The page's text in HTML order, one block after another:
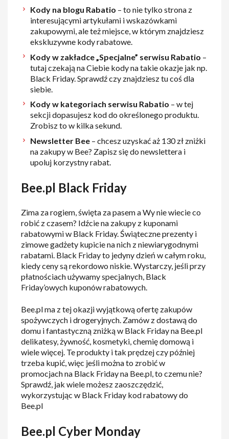
Kody na blogu Rabatio – to nie tylko strona z
interesującymi artykułami i wskazówkami
zakupowymi, ale też miejsce, w którym znajdziesz
ekskluzywne kody rabatowe.
Kody w zakładce „Specjalne” serwisu Rabatio –
tutaj czekają na Ciebie kody na takie okazje jak np.
Black Friday. Sprawdź czy znajdziesz tu coś dla
siebie.
Kody w kategoriach serwisu Rabatio – w tej
sekcji dopasujesz kod do określonego produktu.
Zrobisz to w kilka sekund.
Newsletter Bee – chcesz uzyskać aż 130 zł zniżki
na zakupy w Bee? Zapisz się do newslettera i
upoluj korzystny rabat.
Bee.pl Black Friday
Zima za rogiem, święta za pasem a Wy nie wiecie co
robić z czasem? Idźcie na zakupy z kuponami
rabatowymi w Black Friday. Świąteczne prezenty i
zimowe gadżety kupicie na nich z niewiarygodnymi
rabatami. Black Friday to jedyny dzień w całym roku,
kiedy ceny są rekordowo niskie. Wystarczy, jeśli przy
płatnościach używamy specjalnych, Black
Friday’owych kuponów rabatowych.
Bee.pl ma z tej okazji wyjątkową ofertę zakupów
spożywczych i drogeryjnych. Zamów z dostawą do
domu i fantastyczną zniżką w Black Friday na Bee.pl
delikatesy, żywność, kosmetyki, chemię domową i
wiele więcej. Te produkty i tak prędzej czy później
trzeba kupić, więc jeśli można to zrobić w
promocjach na Black Friday na Bee.pl, to czemu nie?
Sprawdź, jak wiele możesz zaoszczędzić,
wykorzystując w Black Friday kod rabatowy do
Bee.pl
Bee.pl Cyber Monday